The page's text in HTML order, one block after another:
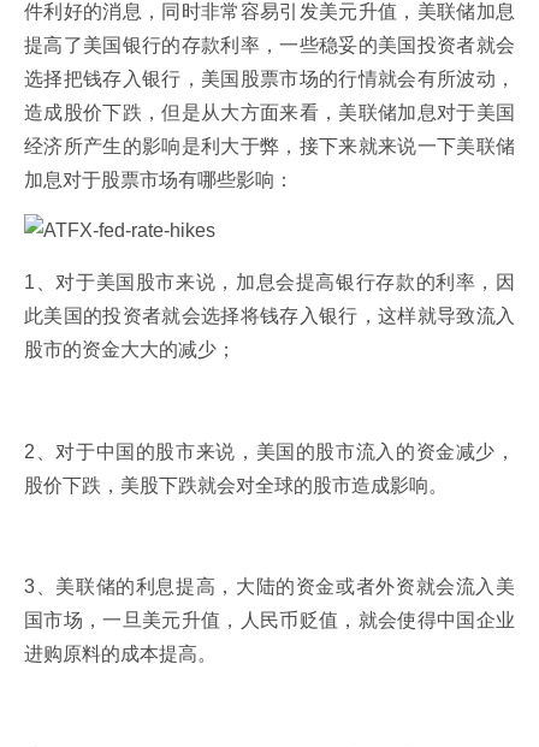
件利好的消息，同时非常容易引发美元升值，美联储加息
提高了美国银行的存款利率，一些稳妥的美国投资者就会
选择把钱存入银行，美国股票市场的行情就会有所波动，
造成股价下跌，但是从大方面来看，美联储加息对于美国
经济所产生的影响是利大于弊，接下来就来说一下美联储
加息对于股票市场有哪些影响：
1、对于美国股市来说，加息会提高银行存款的利率，因
此美国的投资者就会选择将钱存入银行，这样就导致流入
股市的资金大大的减少；
2、对于中国的股市来说，美国的股市流入的资金减少，
股价下跌，美股下跌就会对全球的股市造成影响。
3、美联储的利息提高，大陆的资金或者外资就会流入美
国市场，一旦美元升值，人民币贬值，就会使得中国企业
进购原料的成本提高。